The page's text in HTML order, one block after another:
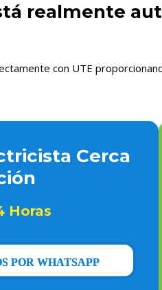
realmente
con UTE
Cerca
Horas
POR WHATSAPP